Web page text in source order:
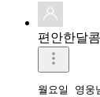
편안한달
월요일 영